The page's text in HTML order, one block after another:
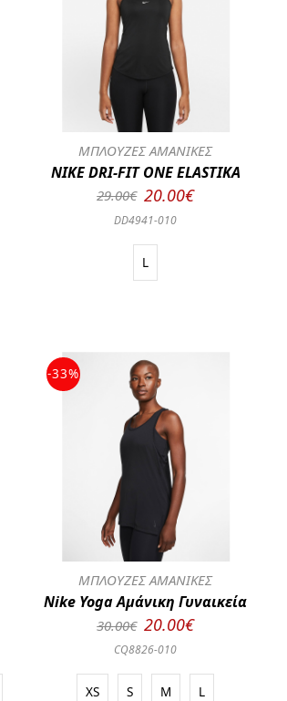
ΜΠΛΟΥΖΕΣ ΑΜΑΝΙΚΕΣ
NIKE DRI-FIT ONE ELASTIKA
29.00€ 20.00€
DD4941-010
L
-33%
ΜΠΛΟΥΖΕΣ ΑΜΑΝΙΚΕΣ
Nike Yoga Αμάνικη Γυναικεία
30.00€ 20.00€
CQ8826-010
XS S M L